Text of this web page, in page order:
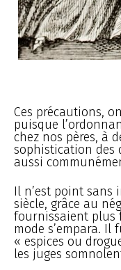
Ces précautions,
puisque
chez nos pères, à
sophistication des
aussi
Il n’est point sans
siècle, grâce au
fournissaient plus
mode s’empara.
« espices ou
les juges